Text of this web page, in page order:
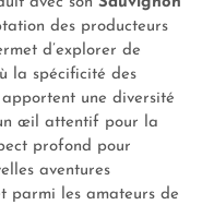
des producteurs
d’explorer de
la spécificité des
une diversité
œil attentif pour la
profond pour
aventures
parmi les amateurs de